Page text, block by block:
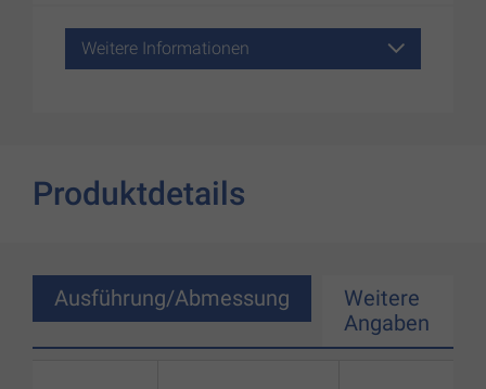
Weitere Informationen
Produktdetails
Ausführung/Abmessung
Weitere
Angaben